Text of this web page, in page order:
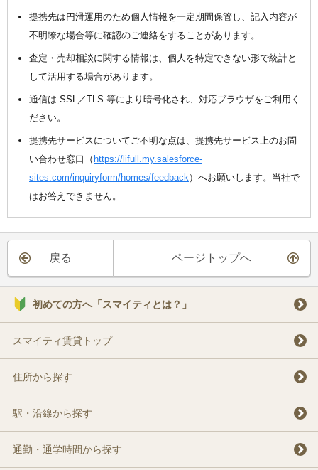
提携先は円滑運用のため個人情報を一定期間保管し、記入内容が
不明瞭な場合等に確認のご連絡をすることがあります。
査定・売却相談に関する情報は、個人を特定できない形で統計と
して活用する場合があります。
通信は SSL／TLS 等により暗号化され、対応ブラウザをご利用く
ださい。
提携先サービスについてご不明な点は、提携先サービス上のお問
い合わせ窓口（ https://lifull.my.salesforce-
sites.com/inquiryform/homes/feedback ）へお願いします。当社で
はお答えできません。
戻る ページトップへ
初めての方へ「スマイティとは？」
スマイティ賃貸トップ
住所から探す
駅・沿線から探す
通勤・通学時間から探す